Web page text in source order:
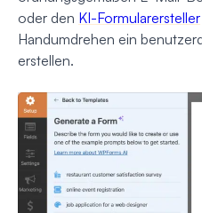
oder den KI-Formularersteller
Handumdrehen ein
erstellen.